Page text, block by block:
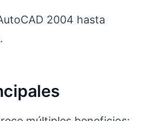
2004 hasta